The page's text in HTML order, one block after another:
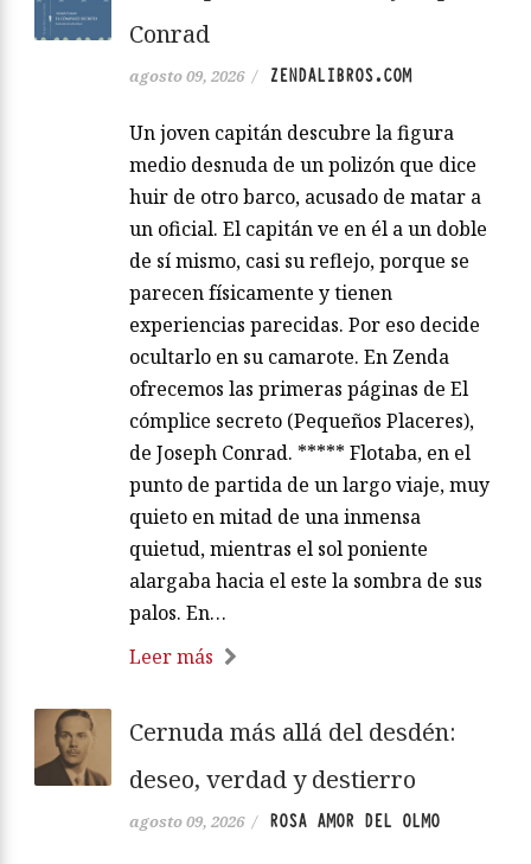
Conrad
agosto 09, 2026 / ZENDALIBROS.COM
Un joven capitán descubre la figura
medio desnuda de un polizón que dice
huir de otro barco, acusado de matar a
un oficial. El capitán ve en él a un doble
de sí mismo, casi su reflejo, porque se
parecen físicamente y tienen
experiencias parecidas. Por eso decide
ocultarlo en su camarote. En Zenda
ofrecemos las primeras páginas de El
cómplice secreto (Pequeños Placeres),
de Joseph Conrad. ***** Flotaba, en el
punto de partida de un largo viaje, muy
quieto en mitad de una inmensa
quietud, mientras el sol poniente
alargaba hacia el este la sombra de sus
palos. En…
Leer más
Cernuda más allá del desdén:
deseo, verdad y destierro
agosto 09, 2026 / ROSA AMOR DEL OLMO